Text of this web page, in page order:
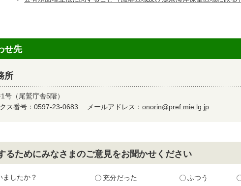
せ先
所
号（尾鷲庁舎5階）
ス番号：0597-23-0683 メールアドレス： onorin@pref.mie.lg.jp
るためにみなさまのご意見をお聞かせください
ましたか？ 充分だった ふつう